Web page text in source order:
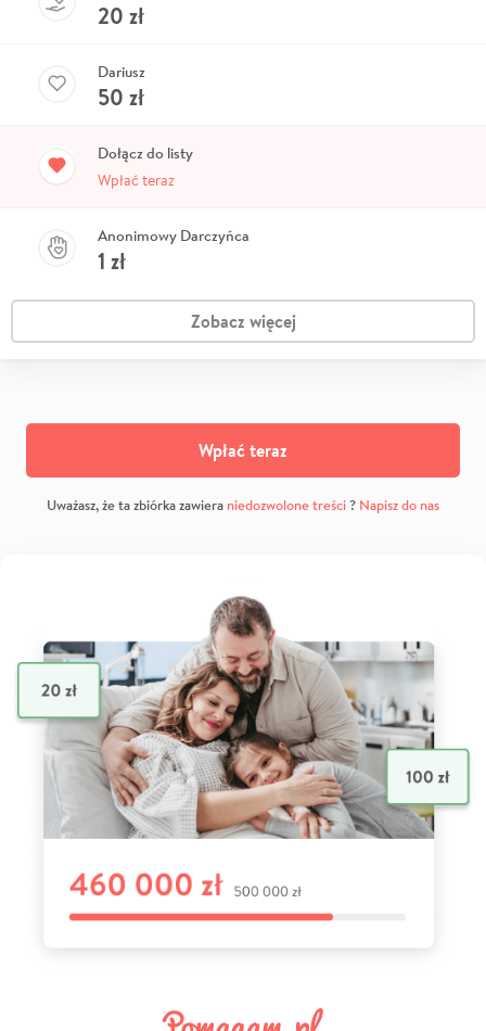
20 zł
Dariusz
50 zł
Dołącz do listy
Wpłać teraz
Anonimowy Darczyńca
1 zł
Zobacz więcej
Wpłać teraz
Uważasz, że ta zbiórka zawiera niedozwolone treści? Napisz do nas